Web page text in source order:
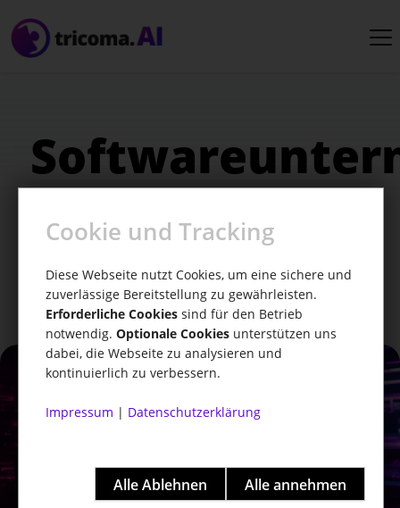
unterstützen kann. Nutze tricoma.AI für
Cookie und Tracking
Diese Webseite nutzt Cookies, um eine sichere und
zuverlässige Bereitstellung zu gewährleisten.
Erforderliche Cookies sind für den Betrieb
notwendig. Optionale Cookies unterstützen uns
dabei, die Webseite zu analysieren und
kontinuierlich zu verbessern.
Impressum | Datenschutzerklärung